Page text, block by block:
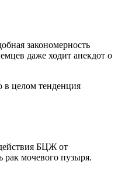
закономерность
даже ходит анекдот о
в целом тенденция
БЦЖ от
мочевого пузыря.